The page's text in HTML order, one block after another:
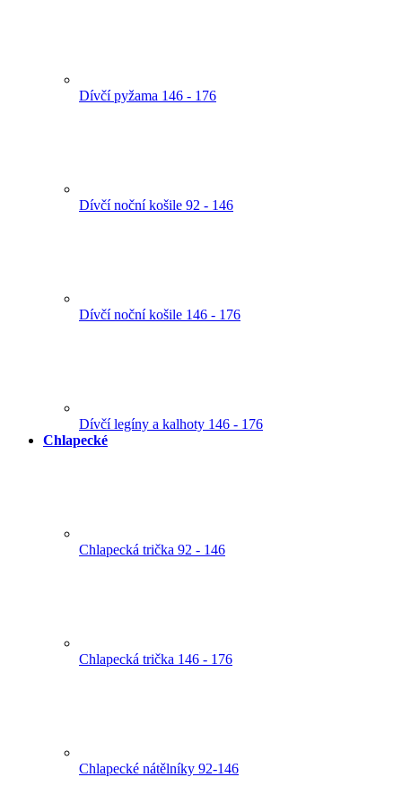
Dívčí pyžama 146 - 176
Dívčí noční košile 92 - 146
Dívčí noční košile 146 - 176
Dívčí legíny a kalhoty 146 - 176
Chlapecké
Chlapecká trička 92 - 146
Chlapecká trička 146 - 176
Chlapecké nátělníky 92-146